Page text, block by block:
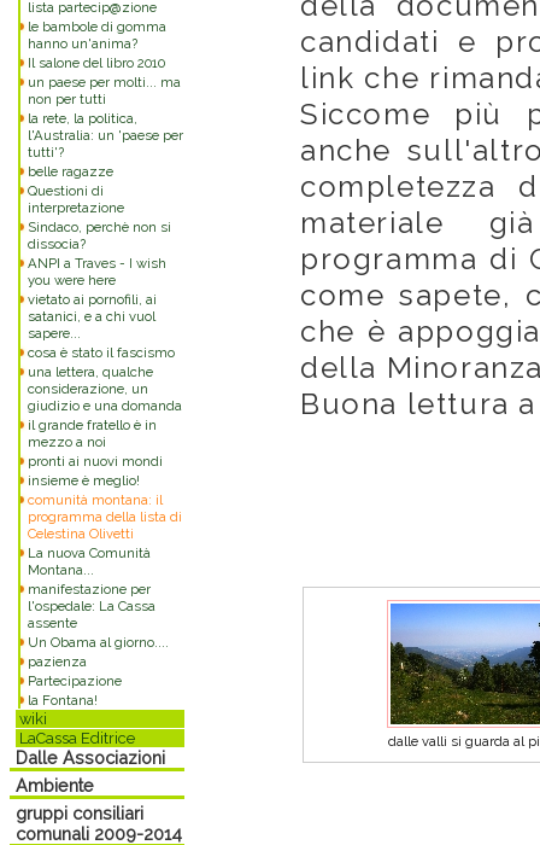
lista partecip@zione
le bambole di gomma
hanno un'anima?
Il salone del libro 2010
un paese per molti... ma
non per tutti
la rete, la politica,
l'Australia: un 'paese per
tutti'?
belle ragazze
Questioni di
interpretazione
Sindaco, perchè non si
dissocia?
ANPI a Traves - I wish
you were here
vietato ai pornofili, ai
satanici, e a chi vuol
sapere...
cosa è stato il fascismo
una lettera, qualche
considerazione, un
giudizio e una domanda
il grande fratello è in
mezzo a noi
pronti ai nuovi mondi
insieme è meglio!
comunità montana: il
programma della lista di
Celestina Olivetti
La nuova Comunità
Montana...
manifestazione per
l'ospedale: La Cassa
assente
Un Obama al giorno....
pazienza
Partecipazione
la Fontana!
wiki
LaCassa Editrice
Dalle Associazioni
Ambiente
gruppi consiliari
comunali 2009-2014
candidati e
link che
Siccome più
anche
completezza
materiale
programma di
come sapete,
che è
della
Buona lettura
dalle valli si guarda al